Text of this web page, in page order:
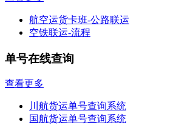
航空运货卡班-公路联运
空铁联运-流程
单号在线查询
查看更多
川航货运单号查询系统
国航货运单号查询系统